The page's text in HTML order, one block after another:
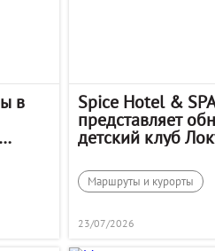
в Spice Hotel &
представляет
детский клуб
приключений!
Маршруты и курорты
23/07/2026